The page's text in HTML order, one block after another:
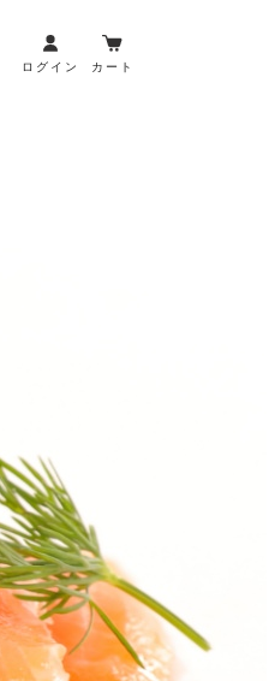
ログイン カート